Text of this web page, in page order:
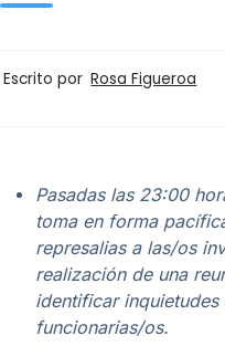
Escrito por Rosa Figueroa
Pasadas las 23:00
toma en forma
represalias a las/os
realización de una
identificar
funcionarias/os.